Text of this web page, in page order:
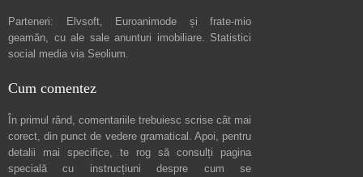
Parteneri: Elvsoft, Euroanimode și frate-mio
geamăn, cu ale sale anunturi imobiliare. Statistici
social media via Seolium
Cum comentez
În primul rând, comentariile trebuiesc scrise cât mai
corect, din punct de vedere gramatical. Apoi, pentru
detalii mai specifice, te rog să consulți pagina
specială cu instrucțiuni despre cum se